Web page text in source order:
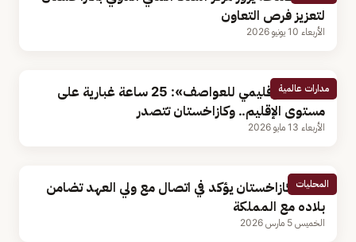
لتعزيز فرص التعاون
الأربعاء 10 يونيو 2026
مدارات عالمية
«المركز الإقليمي للعواصف»: 25 ساعة غبارية على
مستوى الإقليم.. وكازاخستان تتصدر
الأربعاء 13 مايو 2026
المحليات
رئيس كازاخستان يؤكد في اتصال مع ولي العهد تضامن
بلاده مع المملكة
الخميس 5 مارس 2026